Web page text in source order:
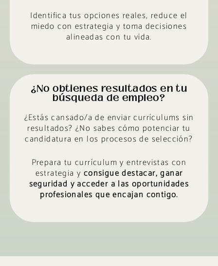
Identifica tus opciones reales, reduce el
miedo con estrategia y toma decisiones
alineadas con tu vida.
¿No obtienes resultados en tu
búsqueda de empleo?
¿Estás cansado/a de enviar currículums sin
resultados? ¿No sabes cómo potenciar tu
candidatura en los procesos de selección?
Prepara tu currículum y entrevistas con
estrategia y consigue destacar, ganar
seguridad y acceder a las oportunidades
profesionales que encajan contigo.